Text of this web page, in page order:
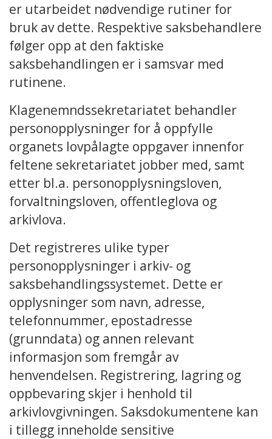
er utarbeidet nødvendige rutiner for
bruk av dette. Respektive saksbehandlere
følger opp at den faktiske
saksbehandlingen er i samsvar med
rutinene.
Klagenemndssekretariatet behandler
personopplysninger for å oppfylle
organets lovpålagte oppgaver innenfor
feltene sekretariatet jobber med, samt
etter bl.a. personopplysningsloven,
forvaltningsloven, offentleglova og
arkivlova.
Det registreres ulike typer
personopplysninger i arkiv- og
saksbehandlingssystemet. Dette er
opplysninger som navn, adresse,
telefonnummer, epostadresse
(grunndata) og annen relevant
informasjon som fremgår av
henvendelsen. Registrering, lagring og
oppbevaring skjer i henhold til
arkivlovgivningen. Saksdokumentene kan
i tillegg inneholde sensitive